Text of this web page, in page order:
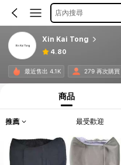
店內搜尋
Xin Kai Tong
4.80
最近售出 4.1K 279 再次購買
商品
推薦 最受歡迎